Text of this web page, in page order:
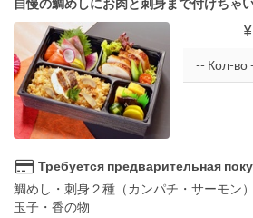
Требуется предварительная
鯛めし・刺身２種（カンパチ・サーモン
玉子・香の物